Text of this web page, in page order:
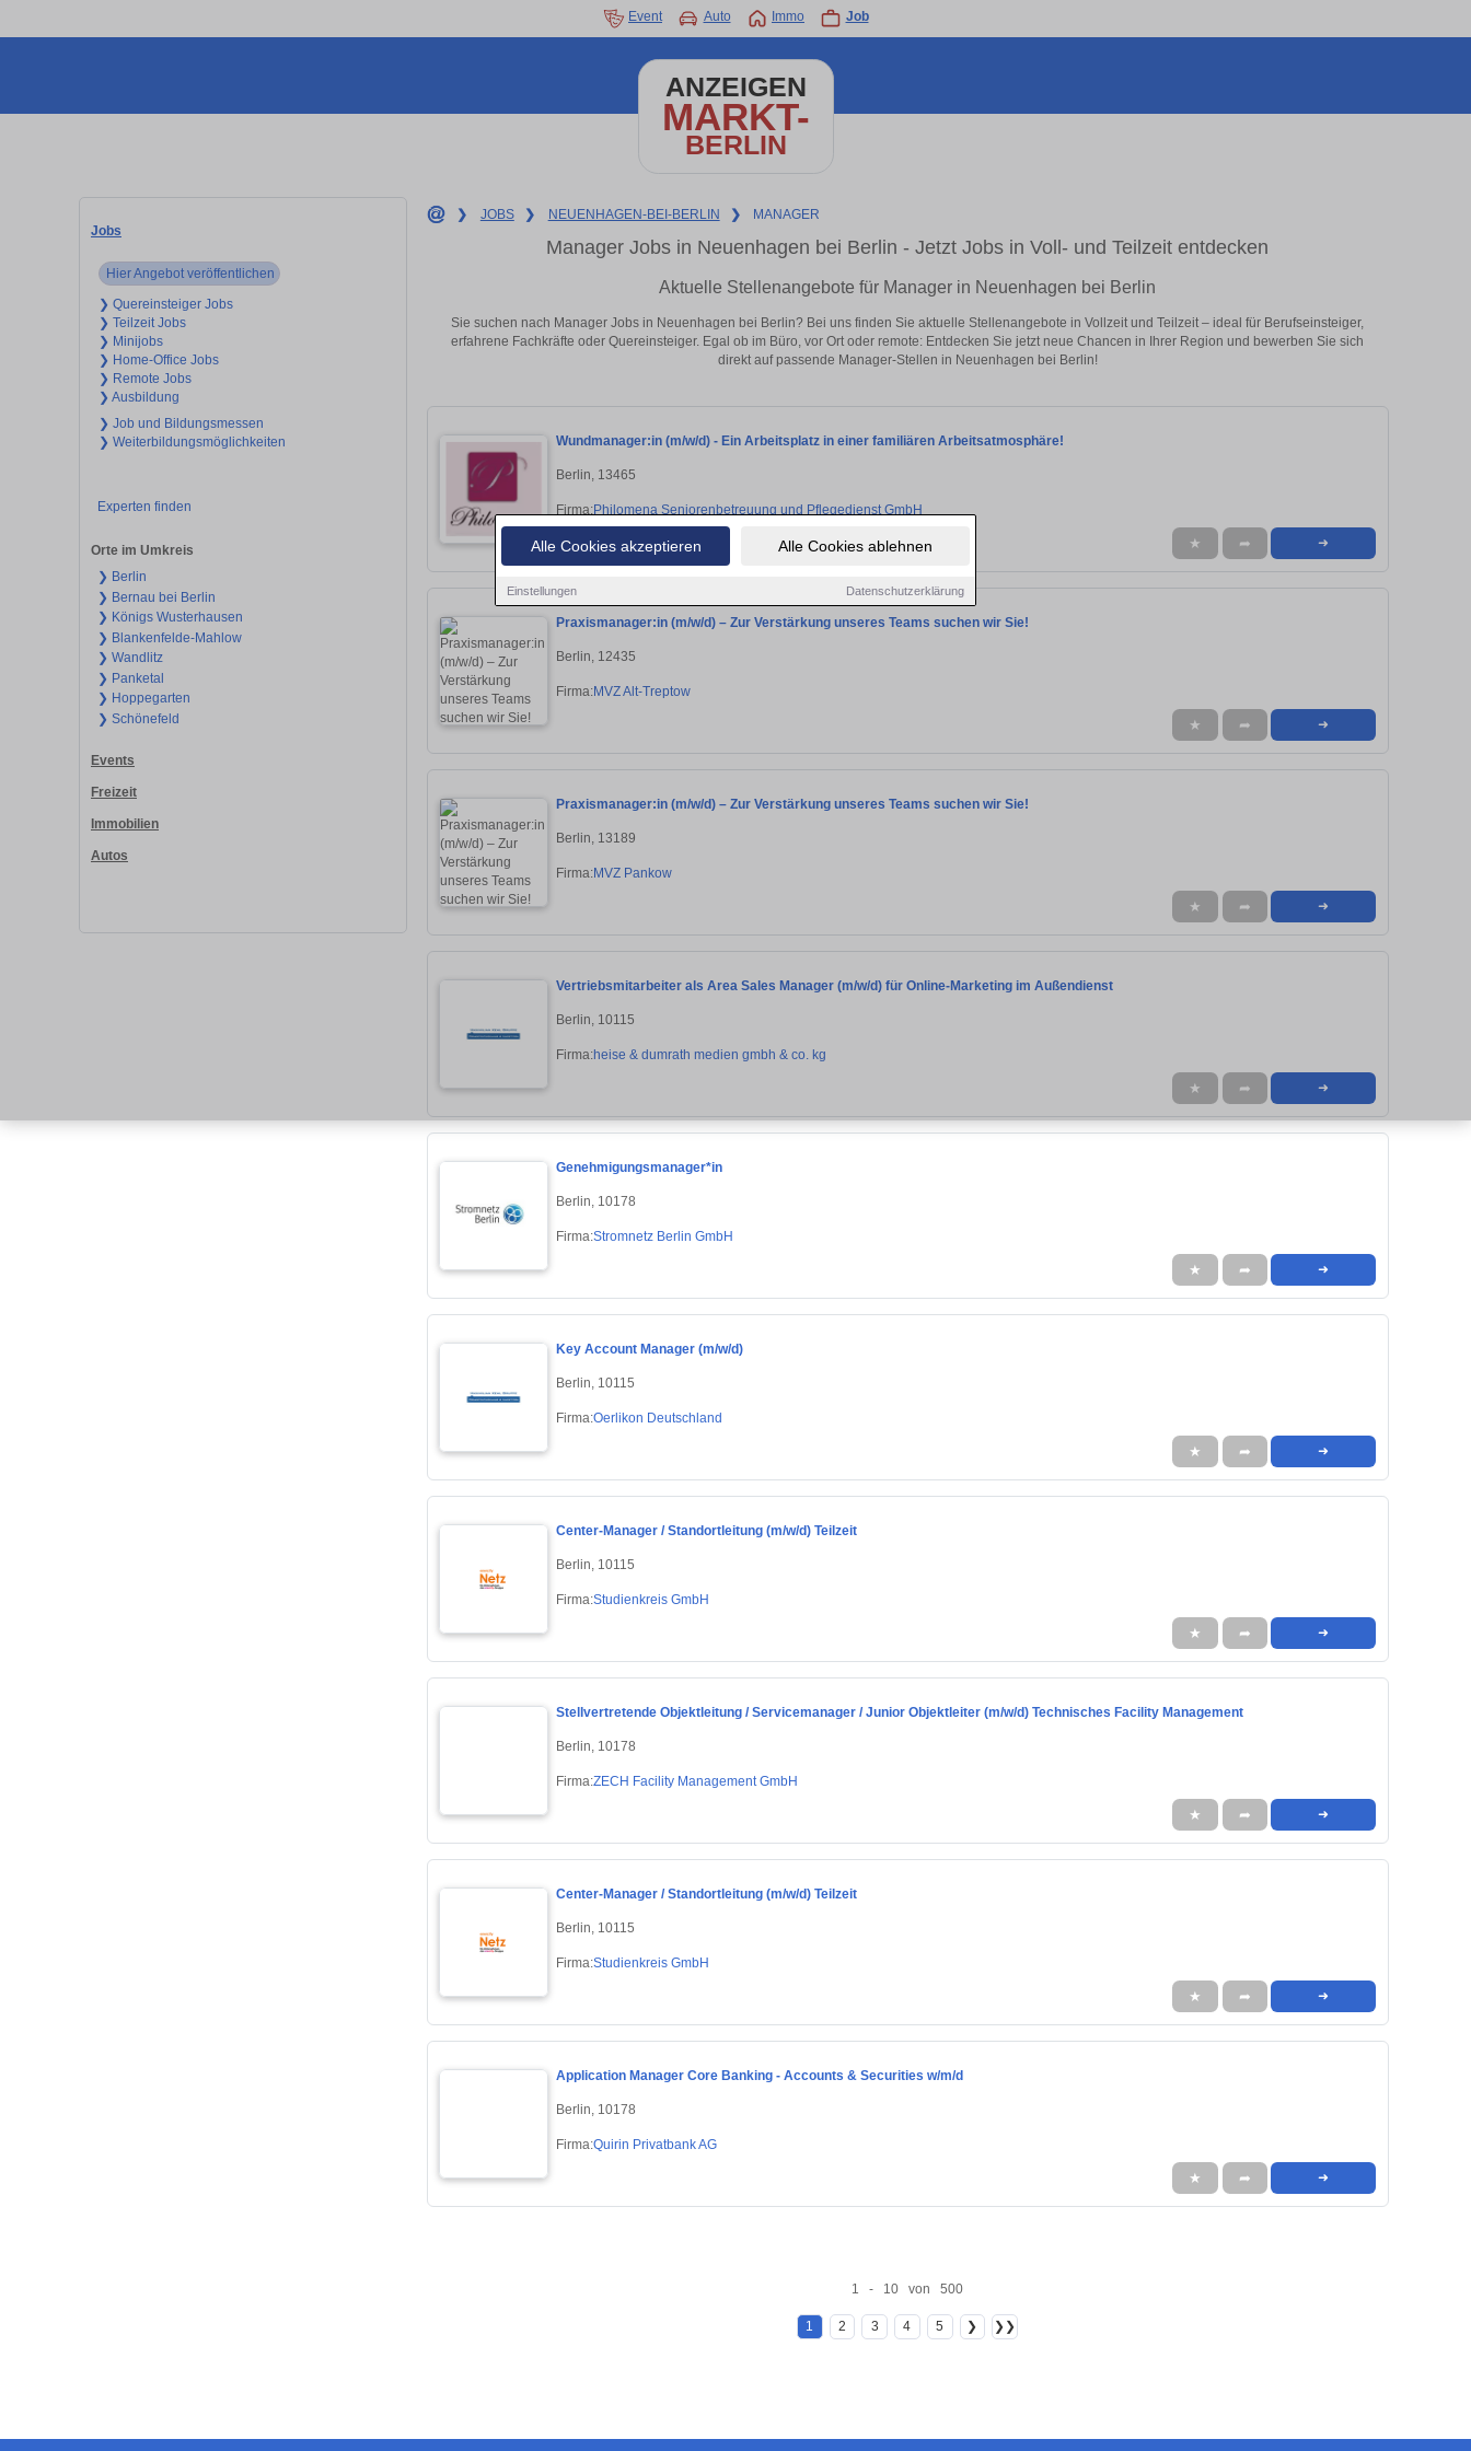
Alle Cookies akzeptieren Alle Cookies ablehnen
Einstellungen Datenschutzerklärung
Event Auto Immo Job
ANZEIGEN
MARKT-
BERLIN
Jobs
Hier Angebot veröffentlichen
❯ Quereinsteiger Jobs
❯ Teilzeit Jobs
❯ Minijobs
❯ Home-Office Jobs
❯ Remote Jobs
❯ Ausbildung
❯ Job und Bildungsmessen
❯ Weiterbildungsmöglichkeiten
Experten finden
Orte im Umkreis
❯ Berlin
❯ Bernau bei Berlin
❯ Königs Wusterhausen
❯ Blankenfelde-Mahlow
❯ Wandlitz
❯ Panketal
❯ Hoppegarten
❯ Schönefeld
Events
Freizeit
Immobilien
Autos
❯ JOBS ❯ NEUENHAGEN-BEI-BERLIN ❯ MANAGER
Manager Jobs in Neuenhagen bei Berlin - Jetzt Jobs in Voll- und Teilzeit entdecken
Aktuelle Stellenangebote für Manager in Neuenhagen bei Berlin
Sie suchen nach Manager Jobs in Neuenhagen bei Berlin? Bei uns finden Sie aktuelle Stellenangebote in Vollzeit und Teilzeit – ideal für Berufseinsteiger,
erfahrene Fachkräfte oder Quereinsteiger. Egal ob im Büro, vor Ort oder remote: Entdecken Sie jetzt neue Chancen in Ihrer Region und bewerben Sie sich
direkt auf passende Manager-Stellen in Neuenhagen bei Berlin!
Wundmanager:in (m/w/d) - Ein Arbeitsplatz in einer familiären Arbeitsatmosphäre!
Berlin, 13465
Firma:Philomena Seniorenbetreuung und Pflegedienst GmbH
★ ➦ ➜
Praxismanager:in (m/w/d) – Zur Verstärkung unseres Teams suchen wir Sie!
Berlin, 12435
Firma:MVZ Alt-Treptow
★ ➦ ➜
Praxismanager:in (m/w/d) – Zur Verstärkung unseres Teams suchen wir Sie!
Berlin, 13189
Firma:MVZ Pankow
★ ➦ ➜
Vertriebsmitarbeiter als Area Sales Manager (m/w/d) für Online-Marketing im Außendienst
Berlin, 10115
Firma:heise & dumrath medien gmbh & co. kg
★ ➦ ➜
Genehmigungsmanager*in
Berlin, 10178
Firma:Stromnetz Berlin GmbH
★ ➦ ➜
Key Account Manager (m/w/d)
Berlin, 10115
Firma:Oerlikon Deutschland
★ ➦ ➜
Center-Manager / Standortleitung (m/w/d) Teilzeit
Berlin, 10115
Firma:Studienkreis GmbH
★ ➦ ➜
Stellvertretende Objektleitung / Servicemanager / Junior Objektleiter (m/w/d) Technisches Facility Management
Berlin, 10178
Firma:ZECH Facility Management GmbH
★ ➦ ➜
Center-Manager / Standortleitung (m/w/d) Teilzeit
Berlin, 10115
Firma:Studienkreis GmbH
★ ➦ ➜
Application Manager Core Banking - Accounts & Securities w/m/d
Berlin, 10178
Firma:Quirin Privatbank AG
★ ➦ ➜
1 - 10 von 500
1 2 3 4 5 ❯ ❯❯